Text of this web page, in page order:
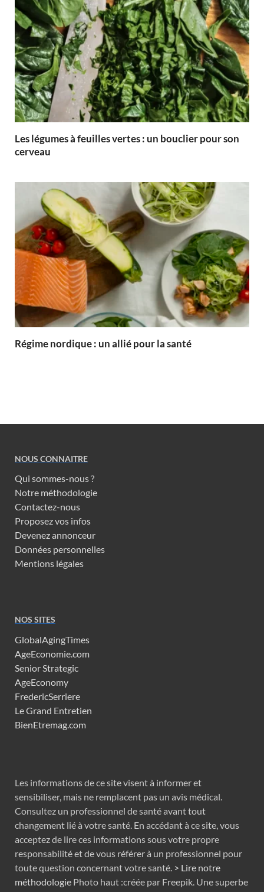
Les légumes à feuilles vertes : un bouclier pour son
cerveau
Régime nordique : un allié pour la santé
NOUS CONNAITRE
Qui sommes-nous ?
Notre méthodologie
Contactez-nous
Proposez vos infos
Devenez annonceur
Données personnelles
Mentions légales
NOS SITES
GlobalAgingTimes
AgeEconomie.com
Senior Strategic
AgeEconomy
FredericSerriere
Le Grand Entretien
BienEtremag.com
Les informations de ce site visent à informer et
sensibiliser, mais ne remplacent pas un avis médical.
Consultez un professionnel de santé avant tout
changement lié à votre santé. En accédant à ce site, vous
acceptez de lire ces informations sous votre propre
responsabilité et de vous référer à un professionnel pour
toute question concernant votre santé. > Lire notre
méthodologie Photo haut :créée par Freepik. Une superbe